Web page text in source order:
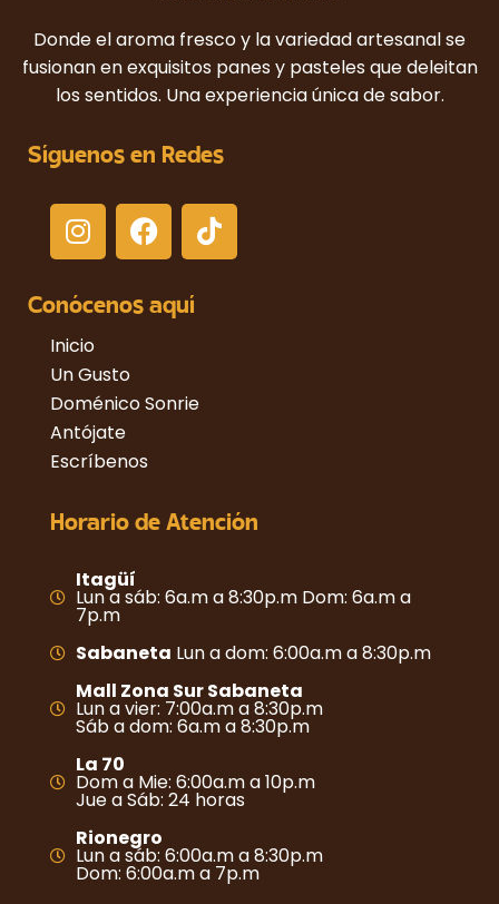
Donde el aroma fresco y la variedad artesanal se
fusionan en exquisitos panes y pasteles que deleitan
los sentidos. Una experiencia única de sabor.
Síguenos en Redes
Conócenos aquí
Inicio
Un Gusto
Doménico Sonrie
Antójate
Escríbenos
Horario de Atención
Itagüí
Lun a sáb: 6a.m a 8:30p.m Dom: 6a.m a
7p.m
Sabaneta Lun a dom: 6:00a.m a 8:30p.m
Mall Zona Sur Sabaneta
Lun a vier: 7:00a.m a 8:30p.m
Sáb a dom: 6a.m a 8:30p.m
La 70
Dom a Mie: 6:00a.m a 10p.m
Jue a Sáb: 24 horas
Rionegro
Lun a sáb: 6:00a.m a 8:30p.m
Dom: 6:00a.m a 7p.m